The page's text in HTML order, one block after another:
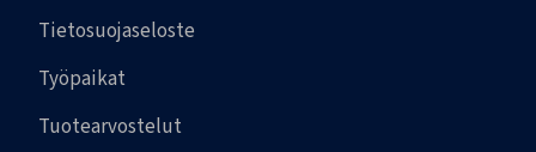
Tietosuojaseloste
Työpaikat
Tuotearvostelut